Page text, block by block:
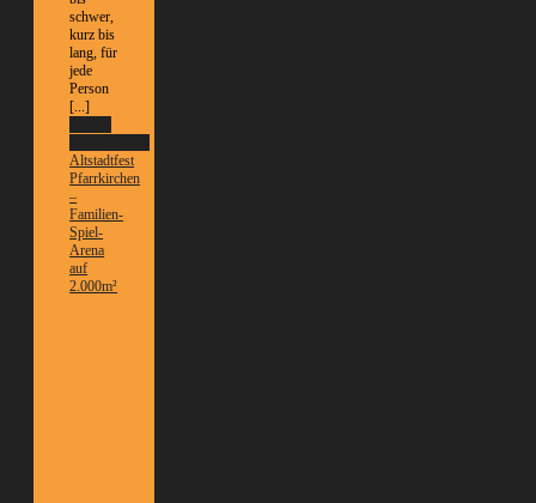
schwer,
kurz bis
lang, für
jede
Person
[...]
Altstadtfest
Pfarrkirchen
–
Familien-
Spiel-
Arena
auf
2.000m²